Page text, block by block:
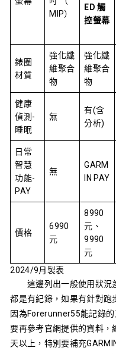
MIP）
ED 觸
控螢幕
錶圈
材質
強化纖
維聚合
物
強化纖
維聚合
物
健康
偵測-
睡眠
無
有(含
分析)
日常
智慧
功能-
PAY
無
GARM
IN PAY
價格
6990
元
8990
元、
9990
元
2024/9月製表
這邊列出一般使用狀況
都是有紀錄，如果有針對跑
因為Forerunner55能記錄
要再參考官網提供的資料，
天以上，特別要補充